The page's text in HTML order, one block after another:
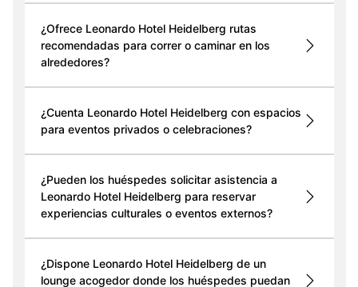
¿Ofrece Leonardo Hotel Heidelberg rutas
recomendadas para correr o caminar en los
alrededores?
¿Cuenta Leonardo Hotel Heidelberg con espacios
para eventos privados o celebraciones?
¿Pueden los huéspedes solicitar asistencia a
Leonardo Hotel Heidelberg para reservar
experiencias culturales o eventos externos?
¿Dispone Leonardo Hotel Heidelberg de un
lounge acogedor donde los huéspedes puedan